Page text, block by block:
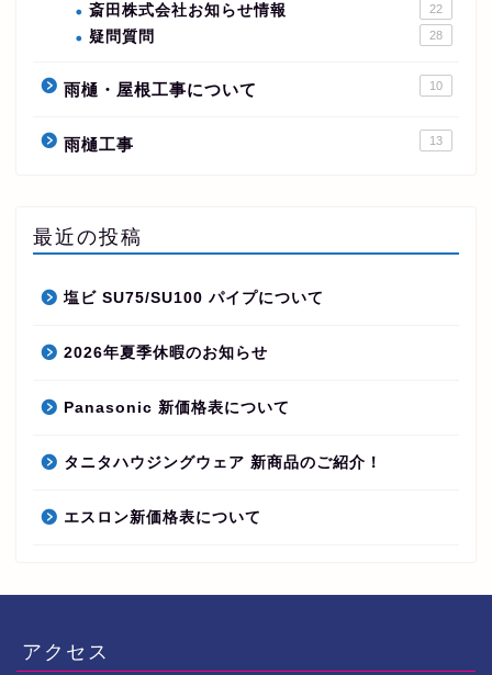
斎田株式会社お知らせ情報 22
疑問質問 28
雨樋・屋根工事について 10
雨樋工事 13
最近の投稿
塩ビ SU75/SU100 パイプについて
2026年夏季休暇のお知らせ
Panasonic 新価格表について
タニタハウジングウェア 新商品のご紹介！
エスロン新価格表について
アクセス